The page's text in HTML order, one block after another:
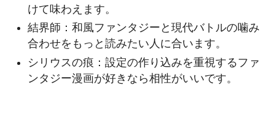
けて味わえます。
結界師：和風ファンタジーと現代バトルの噛み
合わせをもっと読みたい人に合います。
シリウスの痕：設定の作り込みを重視するファ
ンタジー漫画が好きなら相性がいいです。